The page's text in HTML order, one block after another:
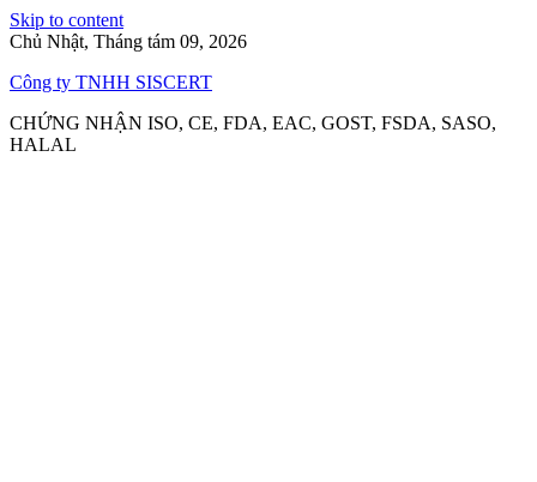
Skip to content
Chủ Nhật, Tháng tám 09, 2026
Công ty TNHH SISCERT
CHỨNG NHẬN ISO, CE, FDA, EAC, GOST, FSDA, SASO,
HALAL